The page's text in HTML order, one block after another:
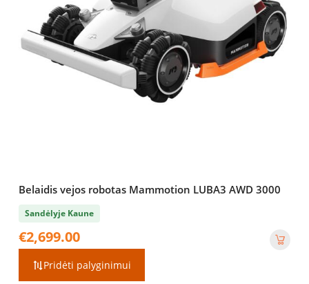
Belaidis vejos robotas Mammotion LUBA3 AWD 3000
Sandėlyje Kaune
€2,699.00
Pridėti palyginimui